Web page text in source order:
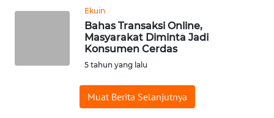
Ekuin
Bahas Transaksi Online,
Masyarakat Diminta Jadi
Konsumen Cerdas
5 tahun yang lalu
Muat Berita Selanjutnya